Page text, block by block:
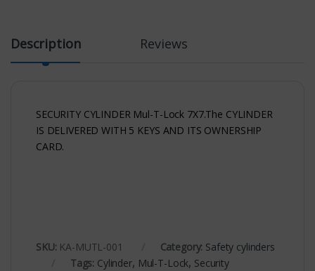
Description Reviews
SECURITY CYLINDER Mul-T-Lock 7X7.The CYLINDER
IS DELIVERED WITH 5 KEYS AND ITS OWNERSHIP
CARD.
SKU: KA-MUTL-001 Category: Safety cylinders
Tags: Cylinder, Mul-T-Lock, Security